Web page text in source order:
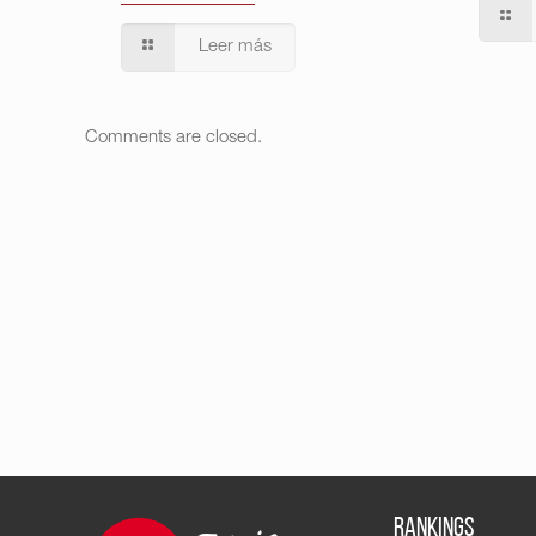
Leer más
Comments are closed.
RANKINGS